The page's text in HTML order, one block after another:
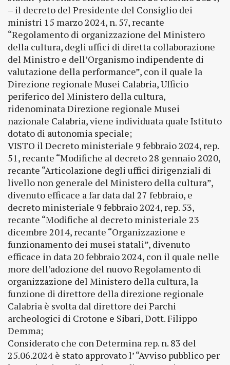
– il decreto del Presidente del Consiglio dei
ministri 15 marzo 2024, n. 57, recante
“Regolamento di organizzazione del Ministero
della cultura, degli uffici di diretta collaborazione
del Ministro e dell’Organismo indipendente di
valutazione della performance”, con il quale la
Direzione regionale Musei Calabria, Ufficio
periferico del Ministero della cultura,
ridenominata Direzione regionale Musei
nazionale Calabria, viene individuata quale Istituto
dotato di autonomia speciale;
VISTO il Decreto ministeriale 9 febbraio 2024, rep.
51, recante “Modifiche al decreto 28 gennaio 2020,
recante “Articolazione degli uffici dirigenziali di
livello non generale del Ministero della cultura”,
divenuto efficace a far data dal 27 febbraio, e
decreto ministeriale 9 febbraio 2024, rep. 53,
recante “Modifiche al decreto ministeriale 23
dicembre 2014, recante “Organizzazione e
funzionamento dei musei statali”, divenuto
efficace in data 20 febbraio 2024, con il quale nelle
more dell’adozione del nuovo Regolamento di
organizzazione del Ministero della cultura, la
funzione di direttore della direzione regionale
Calabria è svolta dal direttore dei Parchi
archeologici di Crotone e Sibari, Dott. Filippo
Demma;
Considerato che con Determina rep. n. 83 del
25.06.2024 è stato approvato l’ “Avviso pubblico per